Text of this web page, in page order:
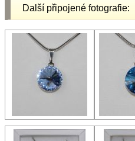
Další připojené fotografie: